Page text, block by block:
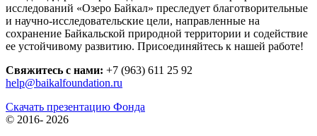
исследований «Озеро Байкал» преследует благотворительные
и научно-исследовательские цели, направленные на
сохранение Байкальской природной территории и содействие
ее устойчивому развитию. Присоединяйтесь к нашей работе!
Свяжитесь с нами: +7 (963) 611 25 92
help@baikalfoundation.ru
Скачать презентацию Фонда
© 2016- 2026